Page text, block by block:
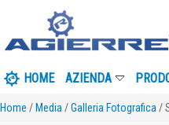
HOME AZIENDA
Home / Media /Galleria Fotografica /